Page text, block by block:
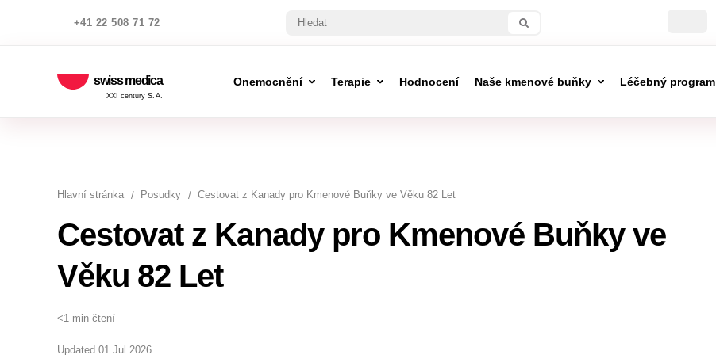
+41 22 508 71 72
swiss medica
XXI century S.A.
Onemocnění Terapie Hodnocení Naše kmenové buňky Léčebný program
Hlavní stránka Posudky Cestovat z Kanady pro Kmenové Buňky ve Věku 82 Let
Cestovat z Kanady pro Kmenové Buňky ve
Věku 82 Let
<1 min čtení
Updated 01 Jul 2026